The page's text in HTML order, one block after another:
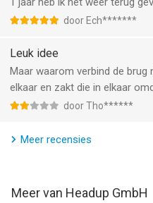
Bridge Constructor
geschikt bevonden voor
Informatie voor Bridge
door Ech*******
Leuk idee
Maar waarom verbind de
elkaar en zakt die in elkaar
door Tho******
Meer recensies
Meer van Headup GmbH